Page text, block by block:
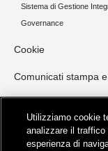
Sistema di Gestione
Governance
Cookie
Comunicati stampa
NORD ITALIA
CENTRO ITALIA
Utilizziamo cookie
analizzare il
esperienza di